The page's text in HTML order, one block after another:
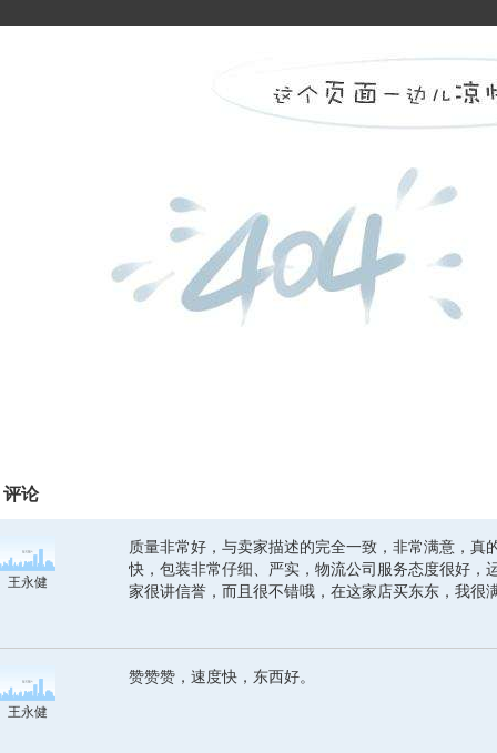
评论
王永健
质量非常好，与卖家描述的完全一致，非常满意，真
快，包装非常仔细、严实，物流公司服务态度很好，
家很讲信誉，而且很不错哦，在这家店买东东，我很
王永健
赞赞赞，速度快，东西好。